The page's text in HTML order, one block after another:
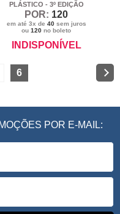
PLÁSTICO - 3º EDIÇÃO
POR: 120
em até 3x de 40sem juros
ou120 no boleto
INDISPONÍVEL
6
POR E-MAIL: